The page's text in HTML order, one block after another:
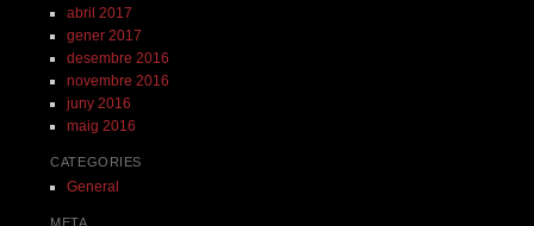
abril 2017
gener 2017
desembre 2016
novembre 2016
juny 2016
maig 2016
CATEGORIES
General
META